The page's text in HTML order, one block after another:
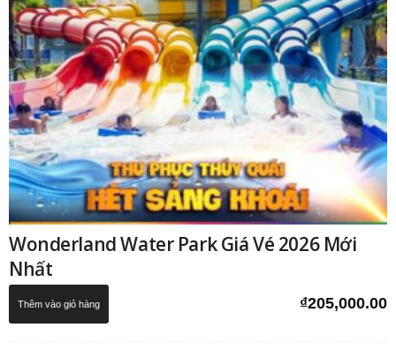
Wonderland Water Park Giá Vé 2026 Mới
Nhất
₫205,000.00
Thêm vào giỏ hàng